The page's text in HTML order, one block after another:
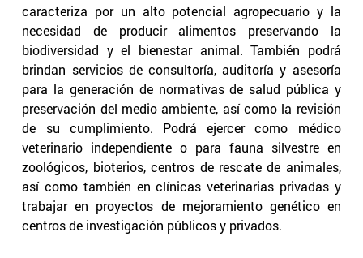
caracteriza por un alto potencial agropecuario y la
necesidad de producir alimentos preservando la
biodiversidad y el bienestar animal. También podrá
brindan servicios de consultoría, auditoría y asesoría
para la generación de normativas de salud pública y
preservación del medio ambiente, así como la revisión
de su cumplimiento. Podrá ejercer como médico
veterinario independiente o para fauna silvestre en
zoológicos, bioterios, centros de rescate de animales,
así como también en clínicas veterinarias privadas y
trabajar en proyectos de mejoramiento genético en
centros de investigación públicos y privados.